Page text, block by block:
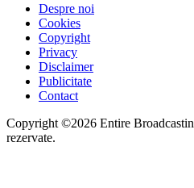
Despre noi
Cookies
Copyright
Privacy
Disclaimer
Publicitate
Contact
Copyright ©2026 Entire
rezervate.